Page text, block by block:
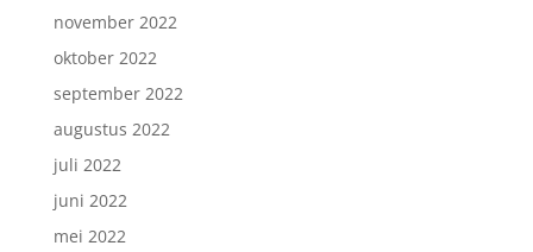
november 2022
oktober 2022
september 2022
augustus 2022
juli 2022
juni 2022
mei 2022